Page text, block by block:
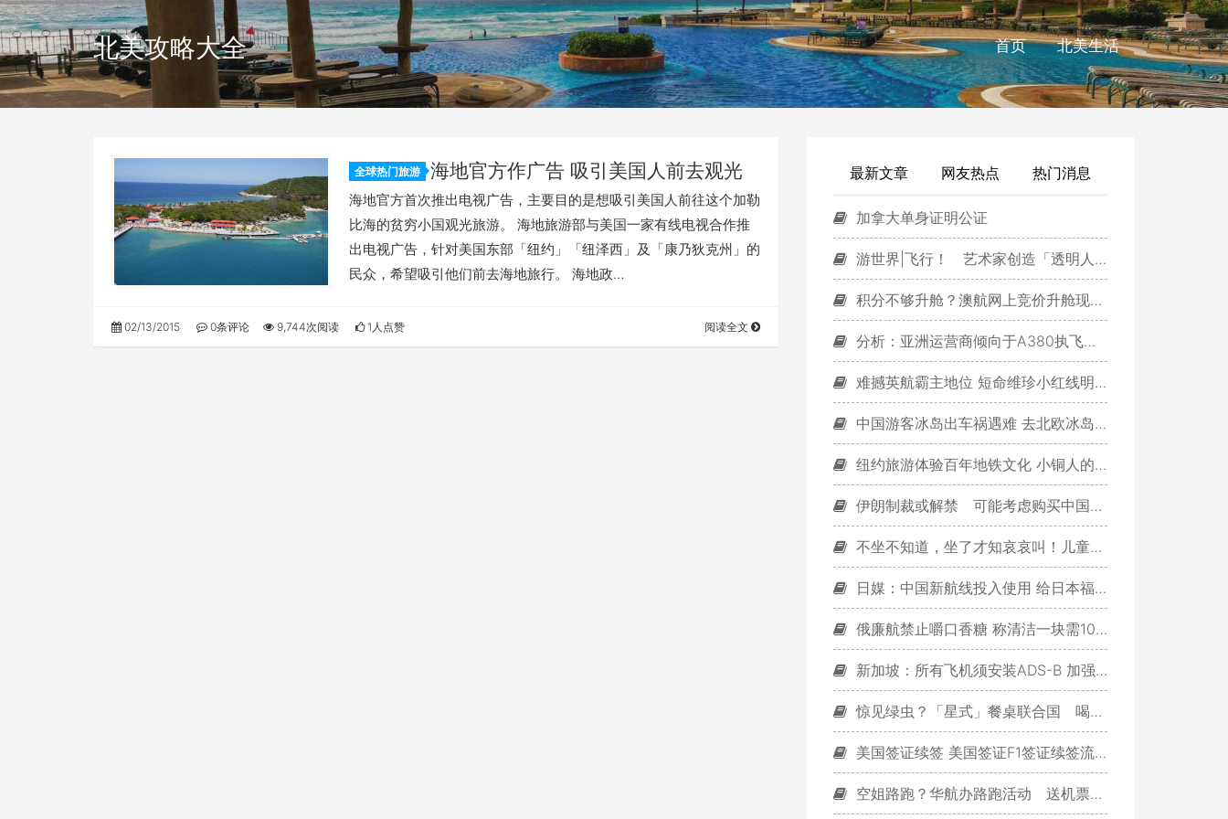
北美攻略大全 首页 北美生活
全球热门旅游 海地官方作广告 吸引美国人前去观光
海地官方首次推出电视广告，主要目的是想吸引美国人前往这个加勒
比海的贫穷小国观光旅游。 海地旅游部与美国一家有线电视合作推
出电视广告，针对美国东部「纽约」「纽泽西」及「康乃狄克州」的
民众，希望吸引他们前去海地旅行。 海地政…
02/13/2015 0条评论 9,744次阅读 1人点赞 阅读全文
最新文章 网友热点 热门消息
加拿大单身证明公证
游世界|飞行！ 艺术家创造「透明人」翱翔天际
积分不够升舱？澳航网上竞价升舱现金来补充
分析：亚洲运营商倾向于A380执飞区域航线
难撼英航霸主地位 短命维珍小红线明年停运
中国游客冰岛出车祸遇难 去北欧冰岛游玩需注意啥
纽约旅游体验百年地铁文化 小铜人的地铁人生LifeUnderground
伊朗制裁或解禁 可能考虑购买中国商飞飞机
不坐不知道，坐了才知哀哀叫！儿童版自由落体抢先搭
日媒：中国新航线投入使用 给日本福冈带来游客
俄廉航禁止嚼口香糖 称清洁一块需10万卢布
新加坡：所有飞机须安装ADS-B 加强飞机追踪
惊见绿虫？「星式」餐桌联合国 喝咖啡也讲究
美国签证续签 美国签证F1签证续签流程
空姐路跑？华航办路跑活动 送机票还有空姐替你披毛巾！